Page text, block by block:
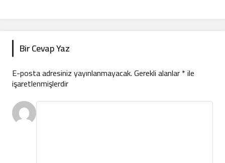
Bir Cevap Yaz
E-posta adresiniz yayınlanmayacak.Gerekli alanlar*ile
işaretlenmişlerdir